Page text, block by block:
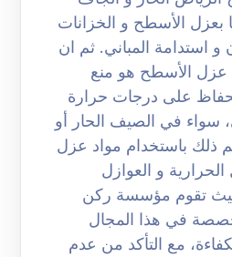
بعزل الأسطح و الخزانات
استدامة المباني. ثم ان
عزل الأسطح هو منع
على درجات حرارة
سواء في الصيف الحار أو
ذلك باستخدام مواد عزل
و العوازل
تقوم مؤسسة ركن
في هذا المجال
مع التأكد من عدم